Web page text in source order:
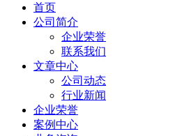
首页
公司简介
企业荣誉
联系我们
文章中心
公司动态
行业新闻
企业荣誉
案例中心